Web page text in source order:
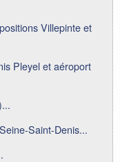
Villepinte et
Pleyel et aéroport
Saint-Denis...